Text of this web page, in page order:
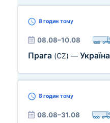
8 годин тому
08.08–10.08
Прага (CZ) — Україна
8 годин тому
08.08–31.08